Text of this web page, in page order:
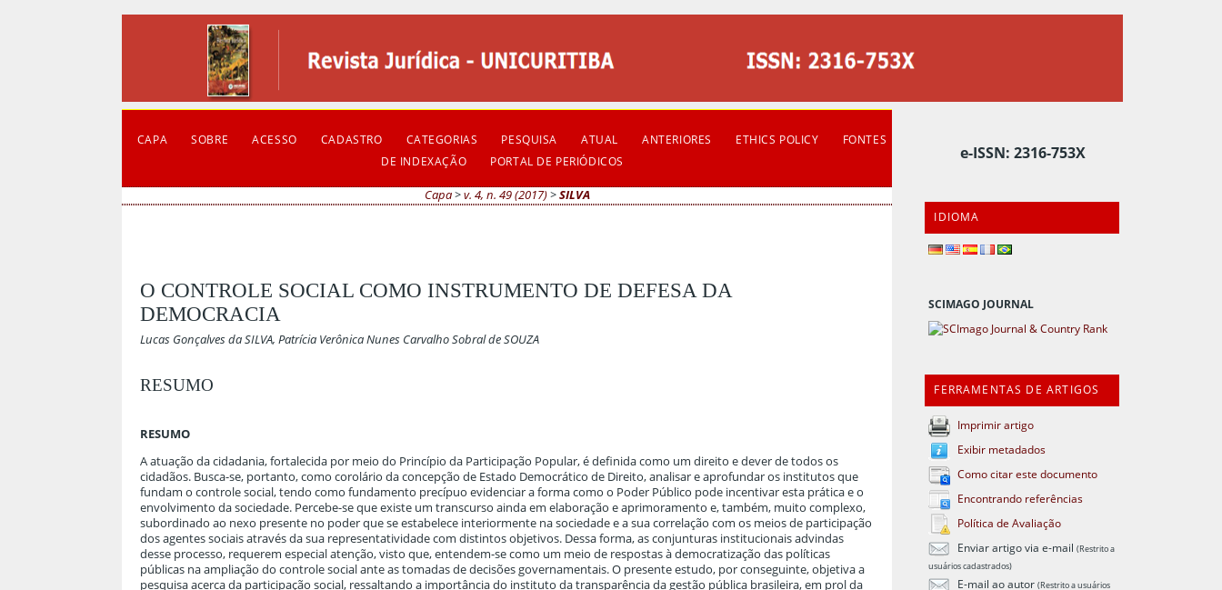
e-ISSN: 2316-753X
IDIOMA
SCIMAGO JOURNAL
FERRAMENTAS DE ARTIGOS
Imprimir artigo
Exibir metadados
Como citar este documento
Encontrando referências
Política de Avaliação
Enviar artigo via e-mail(Restrito a
usuários cadastrados)
E-mail ao autor(Restrito a usuários
CAPA SOBRE ACESSO CADASTRO CATEGORIAS PESQUISA ATUAL ANTERIORES ETHICS POLICY
FONTES
DE INDEXAÇÃO
PORTAL DE PERIÓDICOS
Capa>v. 4, n. 49 (2017)>SILVA
O CONTROLE SOCIAL COMO INSTRUMENTO DE DEFESA DA
DEMOCRACIA
Lucas Gonçalves da SILVA, Patrícia Verônica Nunes Carvalho Sobral de SOUZA
RESUMO
RESUMO
A atuação da cidadania, fortalecida por meio do Princípio da Participação Popular, é definida como um direito e dever de todos os
cidadãos. Busca-se, portanto, como corolário da concepção de Estado Democrático de Direito, analisar e aprofundar os institutos que
fundam o controle social, tendo como fundamento precípuo evidenciar a forma como o Poder Público pode incentivar esta prática e o
envolvimento da sociedade. Percebe-se que existe um transcurso ainda em elaboração e aprimoramento e, também, muito complexo,
subordinado ao nexo presente no poder que se estabelece interiormente na sociedade e a sua correlação com os meios de participação
dos agentes sociais através da sua representatividade com distintos objetivos. Dessa forma, as conjunturas institucionais advindas
desse processo, requerem especial atenção, visto que, entendem-se como um meio de respostas à democratização das políticas
públicas na ampliação do controle social ante as tomadas de decisões governamentais. O presente estudo, por conseguinte, objetiva a
pesquisa acerca da participação social, ressaltando a importância do instituto da transparência da gestão pública brasileira, em prol da